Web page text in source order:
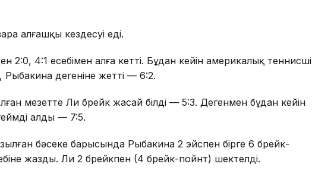
алғашқы кездесуі еді.
2:0, 4:1 есебімен алға кетті. Бұдан кейін америкалық теннисші
Рыбакина дегеніне жетті — 6:2.
мезетте Ли брейк жасай білді — 5:3. Дегенмен бұдан кейін
алды — 7:5.
бәсеке барысында Рыбакина 2 эйспен бірге 6 брейк-
жазды. Ли 2 брейкпен (4 брейк-пойнт) шектелді.